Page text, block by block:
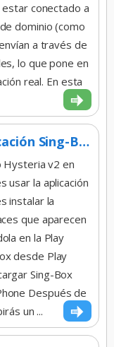
conectado a
dominio (como
a través de
lo que pone en
real. En esta
Cómo Usar la Aplicación Sing-Box con el Protocolo Hysteria v2 en Android e iPhone
Hysteria v2 en
usar la aplicación
instalar la
que aparecen
en la Play
desde Play
Sing-Box
Después de
un ...